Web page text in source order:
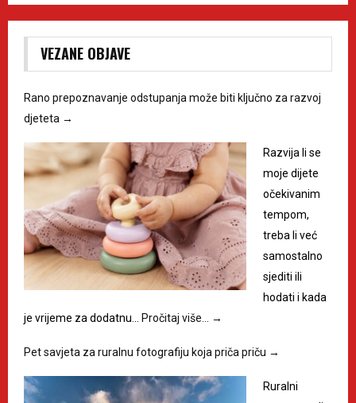
VEZANE OBJAVE
Rano prepoznavanje odstupanja može biti ključno za razvoj
djeteta →
Razvija li se
moje dijete
očekivanim
tempom,
treba li već
samostalno
sjediti ili
hodati i kada
je vrijeme za dodatnu…
Pročitaj više… →
Pet savjeta za ruralnu fotografiju koja priča priču →
Ruralni